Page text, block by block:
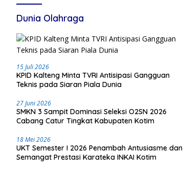
Dunia Olahraga
15 Juli 2026
KPID Kalteng Minta TVRI Antisipasi Gangguan
Teknis pada Siaran Piala Dunia
27 Juni 2026
SMKN 3 Sampit Dominasi Seleksi O2SN 2026
Cabang Catur Tingkat Kabupaten Kotim
18 Mei 2026
UKT Semester I 2026 Penambah Antusiasme dan
Semangat Prestasi Karateka INKAI Kotim